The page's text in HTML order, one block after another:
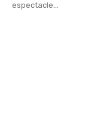
espectacle...